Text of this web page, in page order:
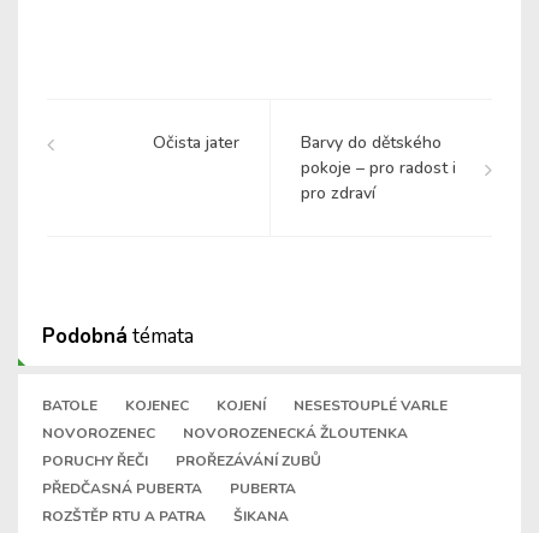
Očista jater
Barvy do dětského
pokoje – pro radost i
pro zdraví
Podobná témata
BATOLE KOJENEC KOJENÍ
NESESTOUPLÉ VARLE
NOVOROZENEC
NOVOROZENECKÁ ŽLOUTENKA
PORUCHY ŘEČI
PROŘEZÁVÁNÍ ZUBŮ
PŘEDČASNÁ PUBERTA
PUBERTA
ROZŠTĚP RTU A PATRA
ŠIKANA